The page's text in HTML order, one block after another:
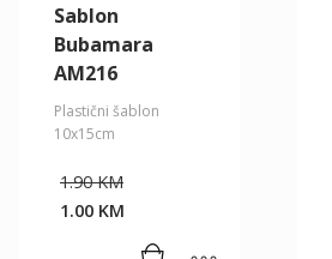
Sablon
Bubamara
AM216
Plastični šablon
10x15cm
1.90KM
1.90 KM.
1.00 KM